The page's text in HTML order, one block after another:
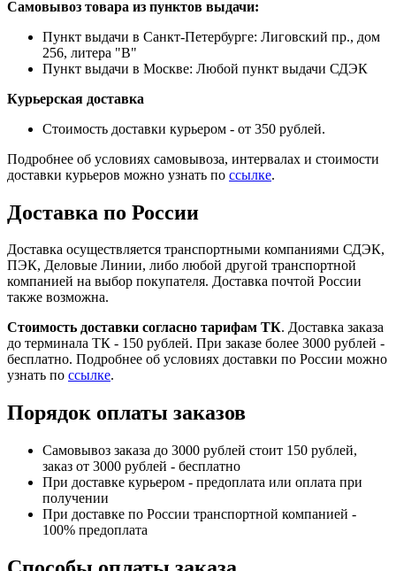
Самовывоз товара из пунктов выдачи:
Пункт выдачи в Санкт-Петербурге: Лиговский пр., дом
256, литера "В"
Пункт выдачи в Москве: Любой пункт выдачи СДЭК
Курьерская доставка
Стоимость доставки курьером - от 350 рублей.
Подробнее об условиях самовывоза, интервалах и стоимости
доставки курьеров можно узнать по ссылке.
Доставка по России
Доставка осуществляется транспортными компаниями СДЭК,
ПЭК, Деловые Линии, либо любой другой транспортной
компанией на выбор покупателя. Доставка почтой России
также возможна.
Стоимость доставки согласно тарифам ТК. Доставка заказа
до терминала ТК - 150 рублей. При заказе более 3000 рублей -
бесплатно. Подробнее об условиях доставки по России можно
узнать по ссылке.
Порядок оплаты заказов
Самовывоз заказа до 3000 рублей стоит 150 рублей,
заказ от 3000 рублей - бесплатно
При доставке курьером - предоплата или оплата при
получении
При доставке по России транспортной компанией -
100% предоплата